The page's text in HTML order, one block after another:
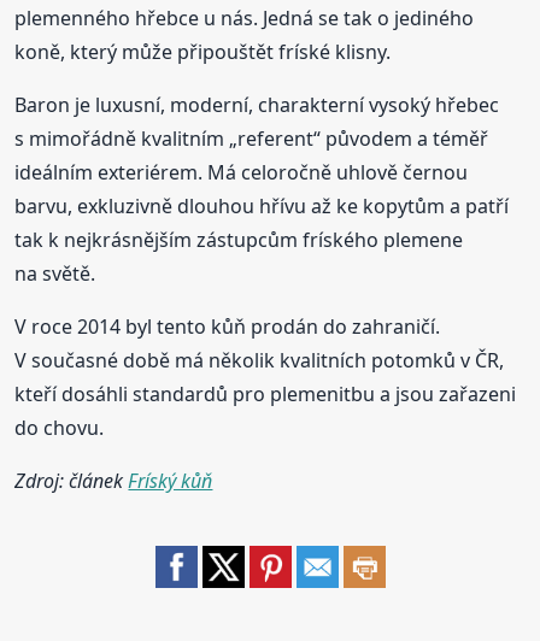
plemenného hřebce u nás. Jedná se tak o jediného
koně, který může připouštět fríské klisny.
Baron je luxusní, moderní, charakterní vysoký hřebec
s mimořádně kvalitním „referent“ původem a téměř
ideálním exteriérem. Má celoročně uhlově černou
barvu, exkluzivně dlouhou hřívu až ke kopytům a patří
tak k nejkrásnějším zástupcům fríského plemene
na světě.
V roce 2014 byl tento kůň prodán do zahraničí.
V současné době má několik kvalitních potomků v ČR,
kteří dosáhli standardů pro plemenitbu a jsou zařazeni
do chovu.
Zdroj: článekFríský kůň